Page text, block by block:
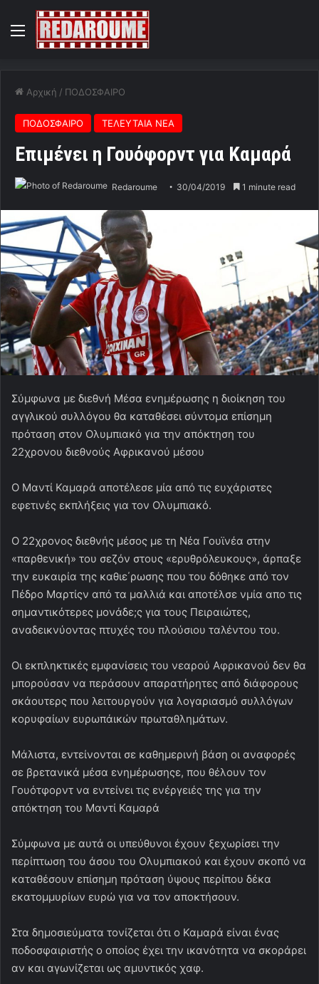
Menu
Αρχική / ΠΟΔΟΣΦΑΙΡΟ
ΠΟΔΟΣΦΑΙΡΟ ΤΕΛΕΥΤΑΙΑ ΝΕΑ
Επιμένει η Γουόφορντ για Καμαρά
Redaroume 30/04/2019 1 minute read
Σύμφωνα με διεθνή Μέσα ενημέρωσης η διοίκηση του
αγγλικού συλλόγου θα καταθέσει σύντομα επίσημη
πρόταση στον Ολυμπιακό για την απόκτηση του
22χρονου διεθνούς Αφρικανού μέσου
Ο Μαντί Καμαρά αποτέλεσε μία από τις ευχάριστες
εφετινές εκπλήξεις για τον Ολυμπιακό.
Ο 22χρονος διεθνής μέσος με τη Νέα Γουϊνέα στην
«παρθενική» του σεζόν στους «ερυθρόλευκους», άρπαξε
την ευκαιρία της καθιε΄ρωσης που του δόθηκε από τον
Πέδρο Μαρτίςν από τα μαλλιά και αποτέλσε νμία απο τις
σημαντικότερες μονάδε;ς για τους Πειραιώτες,
αναδεικνύοντας πτυχές του πλούσιου ταλέντου του.
Οι εκπληκτικές εμφανίσεις του νεαρού Αφρικανού δεν θα
μπορούσαν να περάσουν απαρατήρητες από διάφορους
σκάουτερς που λειτουργούν για λογαριασμό συλλόγων
κορυφαίων ευρωπάικών πρωταθλημάτων.
Μάλιστα, εντείνονται σε καθημερινή βάση οι αναφορές
σε βρετανικά μέσα ενημέρωσηςε, που θέλουν τον
Γουότφορντ να εντείνει τις ενέργειές της για την
απόκτηση του Μαντί Καμαρά
Σύμφωνα με αυτά οι υπεύθυνοι έχουν ξεχωρίσει την
περίπτωση του άσου του Ολυμπιακού και έχουν σκοπό να
καταθέσουν επίσημη πρόταση ύψους περίπου δέκα
εκατομμυρίων ευρώ για να τον αποκτήσουν.
Στα δημοσιεύματα τονίζεται ότι ο Καμαρά είναι ένας
ποδοσφαιριστής ο οποίος έχει την ικανότητα να σκοράρει
αν και αγωνίζεται ως αμυντικός χαφ.